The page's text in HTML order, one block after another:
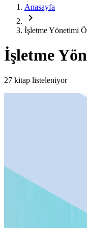
Anasayfa
chevron_right
İşletme Yönetimi
İşletme
27 kitap listeleniyor